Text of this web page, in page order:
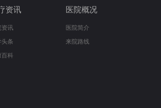
资讯
资讯
头条
百科
医院概况
医院简介
来院路线